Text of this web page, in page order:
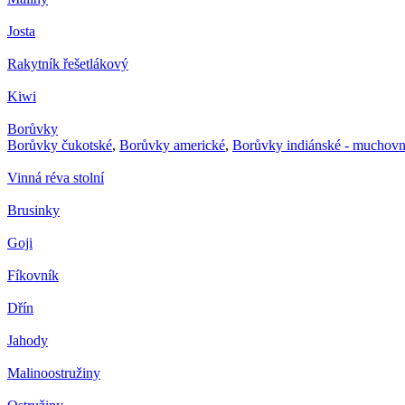
Josta
Rakytník řešetlákový
Kiwi
Borůvky
Borůvky čukotské, Borůvky americké, Borůvky indiánské -
Vinná réva stolní
Brusinky
Goji
Fíkovník
Dřín
Jahody
Malinoostružiny